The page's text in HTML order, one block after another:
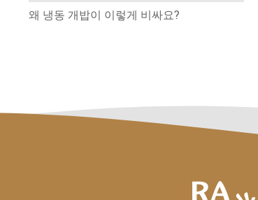
왜 냉동 개밥이 이렇게 비싸요?